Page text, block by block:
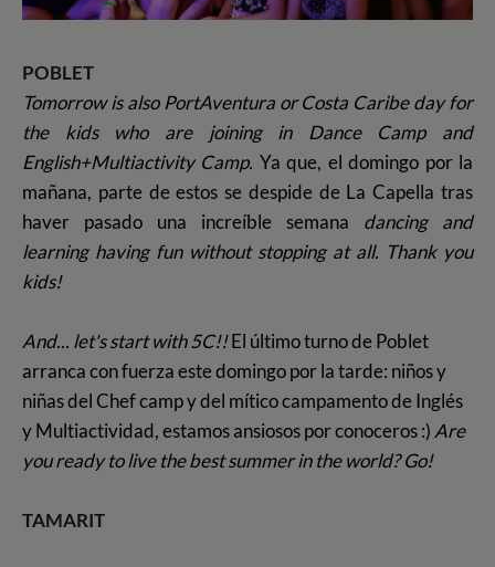
POBLET
Tomorrow is also PortAventura or Costa Caribe day for
the kids who are joining in Dance Camp and
English+Multiactivity Camp. Ya que, el domingo por la
mañana, parte de estos se despide de La Capella tras
haver pasado una increíble semana dancing and
learning having fun without stopping at all. Thank you
kids!
And... let's start with 5C!!El último turno de Poblet
arranca con fuerza este domingo por la tarde: niños y
niñas del Chef camp y del mítico campamento de Inglés
y Multiactividad, estamos ansiosos por conoceros :) Are
you ready to live the best summer in the world? Go!
TAMARIT